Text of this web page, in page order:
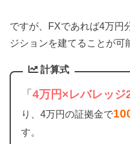
ですが、FXであれば4万円
ジションを建てることが可
計算式
「4万円×レバレッジ
り、4万円の証拠金で
す。